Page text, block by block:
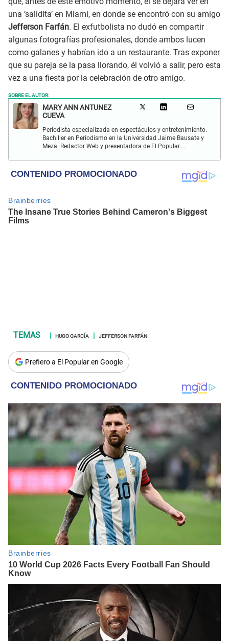
una ‘salidita’ en Miami, en donde se encontró con su amigo
Jefferson Farfán. El exfutbolista no dudó en compartir
algunas fotografías profesionales, donde ambos lucen
como galanes y habrían ido a un restaurante. Tras exponer
que su pareja se la pasa llorando, él volvió a salir, pero esta
vez a una fiesta por la celebración de otro amigo.
SOBRE EL AUTOR:
MARY ANN ANTUNEZ
CUEVA
Periodista especializada en espectáculos y entretenimiento.
Bachiller en Periodismo en la Universidad Jaime Bausate y
Meza. Redactor Web y presentadora de El Popular.
y espectáculos internacional.
HUGO GARCÍA JEFFERSON FARFÁN
Prefiero a El Popular en Google